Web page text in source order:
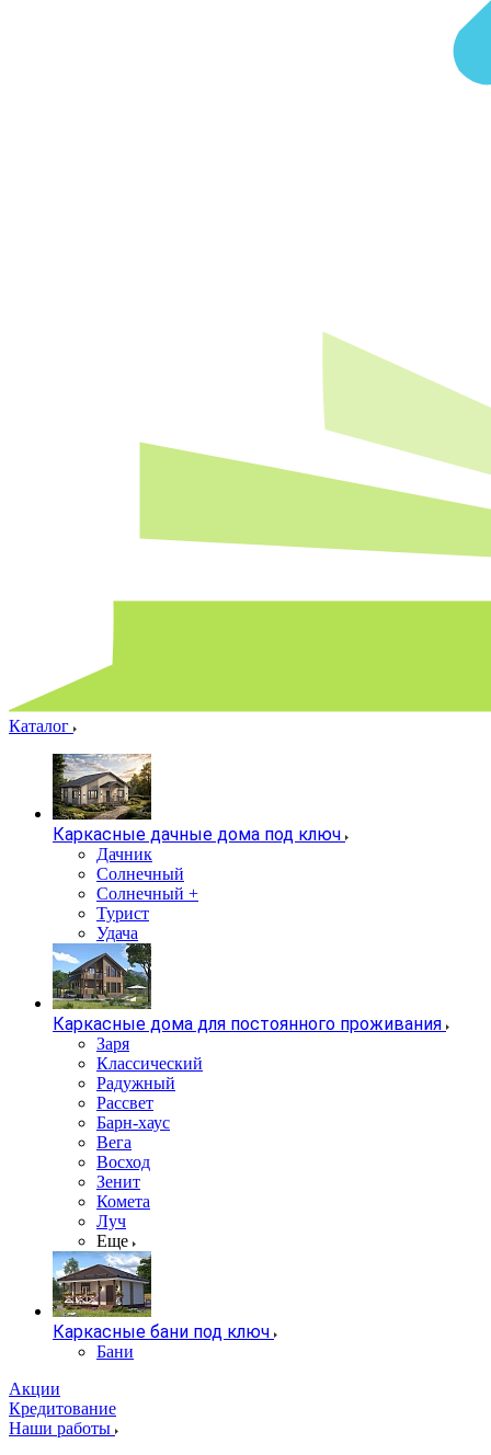
Каталог
Каркасные дачные дома под ключ
Дачник
Солнечный
Солнечный +
Турист
Удача
Каркасные дома для постоянного проживания
Заря
Классический
Радужный
Рассвет
Барн-хаус
Вега
Восход
Зенит
Комета
Луч
Еще
Каркасные бани под ключ
Бани
Акции
Кредитование
Наши работы